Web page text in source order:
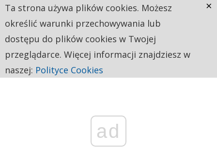
ad
Ta strona używa plików cookies. Możesz
określić warunki przechowywania lub
dostępu do plików cookies w Twojej
przeglądarce. Więcej informacji znajdziesz w
naszej: Polityce Cookies
×